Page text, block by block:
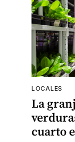
LOCALES
La
cuarto